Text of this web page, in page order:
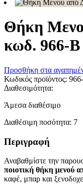
Θήκη
κωδ. 966-B
Προσθήκη στα
Κωδικός προϊόντος:
Διαθεσιμότητα:
Άμεσα διαθέσιμο
Διαθέσιμη ποσότητα: 7
Περιγραφή
Αναβαθμίστε την
ποιοτική θήκη μενού
καφέ, μπαρ και